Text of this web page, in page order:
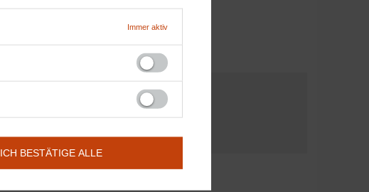
Immer aktiv
ICH BESTÄTIGE ALLE